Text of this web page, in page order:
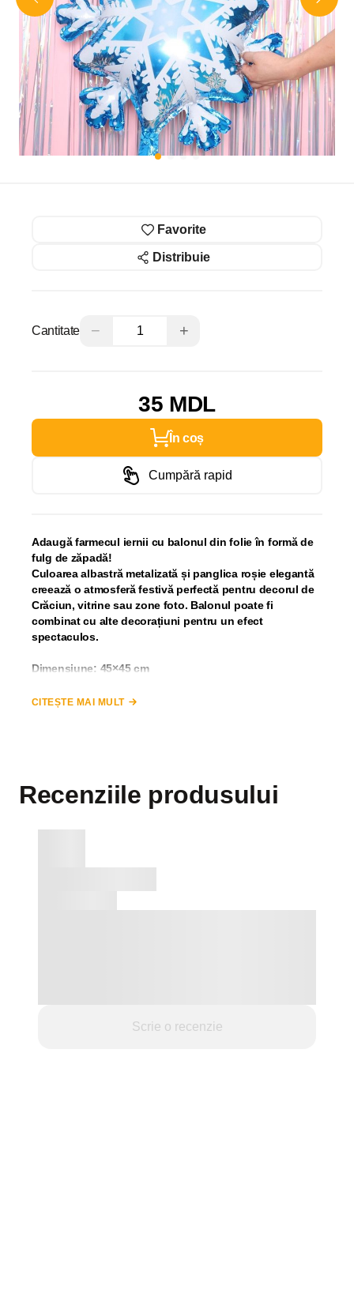
Favorite
Distribuie
Cantitate − +
35 MDL
În coș
Cumpără rapid
Adaugă farmecul iernii cu balonul din folie în formă de
fulg de zăpadă!
Culoarea albastră metalizată și panglica roșie elegantă
creează o atmosferă festivă perfectă pentru decorul de
Crăciun, vitrine sau zone foto. Balonul poate fi
combinat cu alte decorațiuni pentru un efect
spectaculos.
Dimensiune: 45×45 cm
Preț: 45 lei
CITEȘTE MAI MULT
Recenziile produsului
Scrie o recenzie